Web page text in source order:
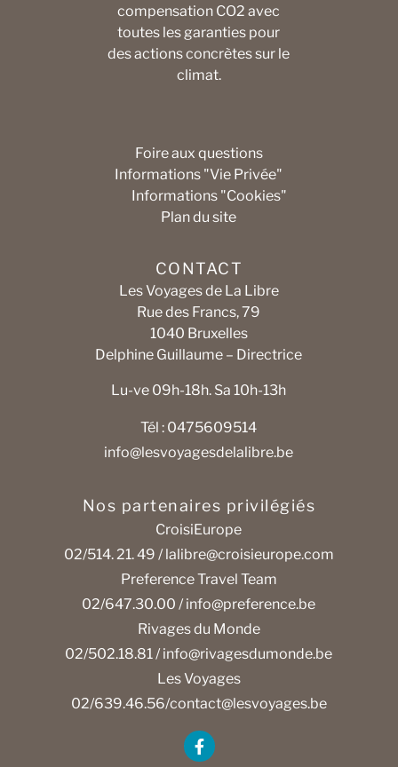
CONTACT
Les Voyages de La Libre
Rue des Francs, 79
1040 Bruxelles
Delphine Guillaume – Directrice
Lu-ve 09h-18h. Sa 10h-13h
Tél : 0475609514
info@lesvoyagesdelalibre.be
Nos partenaires privilégiés
CroisiEurope
02/514. 21. 49 / lalibre@croisieurope.com
Preference Travel Team
02/647.30.00 /info@preference.be
Rivages du Monde
02/502.18.81 /info@rivagesdumonde.be
Les Voyages
02/639.46.56/contact@lesvoyages.be
compensation CO2 avec
toutes les garanties pour
des actions concrètes sur le
climat.
Foire aux questions
Informations "Vie Privée"
Informations "Cookies"
Plan du site